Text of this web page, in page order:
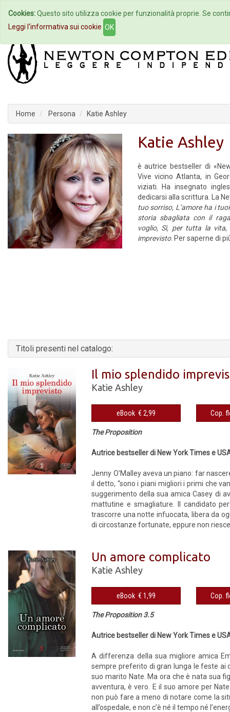
Home Autori Eventi
Home Persona Katie Ashley
Katie Ashley
è autrice bestseller di
Vive vicino Atlanta, in
viziati. Ha insegnato
dedicarsi alla scrittura. La
tuo sorriso, L’amore ha i
storia sbagliata con il
voglio, Sì, per tutta la vita
imprevisto. Per saperne di
Titoli presenti nel catalogo:
Il mio splendido
Katie Ashley
eBook € 2,99
The Proposition
Autrice bestseller di New York Times e
Jenny O'Malley aveva un piano: far
il detto, “sono i piani migliori i primi che
suggerimento della sua amica Casey di
mattutine e smagliature. Il candidato
trascorre una notte infuocata, libera da
di circostanze fortunate, eppure non
Un amore complicato
Katie Ashley
eBook € 1,99
The Proposition 3.5
Autrice bestseller di New York Times e
A differenza della sua migliore amica
sempre preferito di gran lunga le feste ai
suo marito Nate. Ma ora che è nata sua
avventura, è vero. E il suo amore per
non può fare a meno di notare come la
all’ospedale, e non c’è né il tempo né
Cookies:Questo sito utilizza cookie per funzionalità proprie. Se
Leggi l'informativa sui cookie OK